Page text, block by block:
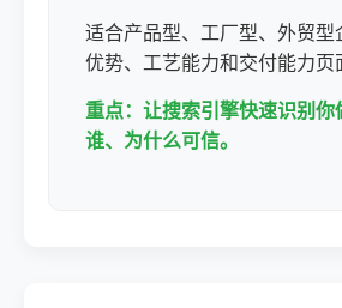
适合产品型、工厂型、外贸型
优势、工艺能力和交付能力页
重点：让搜索引擎快速识别你
谁、为什么可信。